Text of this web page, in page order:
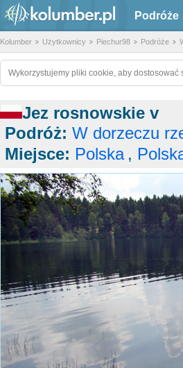
Podróże
Kolumber Użytkownicy Piechur98 Podróże
Wykorzystujemy pliki cookie, aby
Jez rosnowskie v
Podróż: W dorzeczu
Miejsce: Polska ,